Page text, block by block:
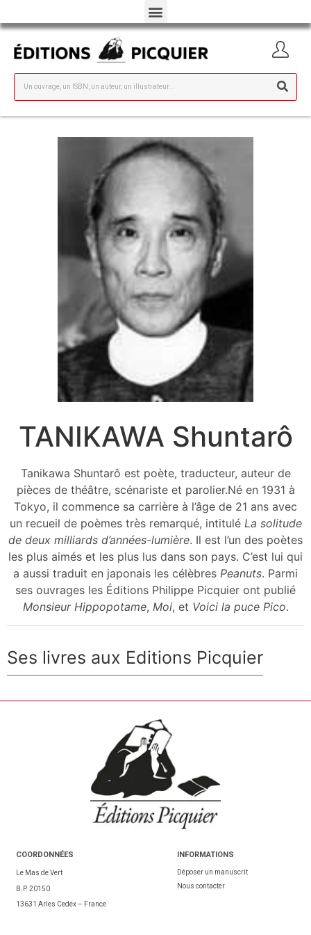
TANIKAWA Shuntarô
Tanikawa Shuntarô est poète, traducteur, auteur de
pièces de théâtre, scénariste et parolier.Né en 1931 à
Tokyo, il commence sa carrière à l’âge de 21 ans avec
un recueil de poèmes très remarqué, intitulé La solitude
de deux milliards d’années-lumière. Il est l’un des poètes
les plus aimés et les plus lus dans son pays. C’est lui qui
a aussi traduit en japonais les célèbres Peanuts. Parmi
ses ouvrages les Éditions Philippe Picquier ont publié
Monsieur Hippopotame, Moi, et Voici la puce Pico.
Ses livres aux Editions Picquier
COORDONNÉES
Le Mas de Vert
B.P. 20150
13631 Arles Cedex – France
INFORMATIONS
Déposer un manuscrit
Nous contacter